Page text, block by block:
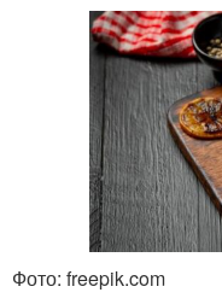
Фото: freepik.com